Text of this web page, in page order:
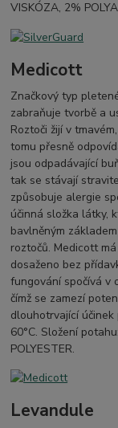
VISKÓZA, 2%
Medicott
Značkový typ
zabraňuje tvorbě a
Roztoči žijí v
tomu přesně
jsou odpadávající
tak se stávají
způsobuje alergie
účinná složka látky,
bavlněným
roztočů. Medicott
dosaženo bez
fungování spočívá v
čímž se zamezí
dlouhotrvající
60°C. Složení
POLYESTER.
Levandule